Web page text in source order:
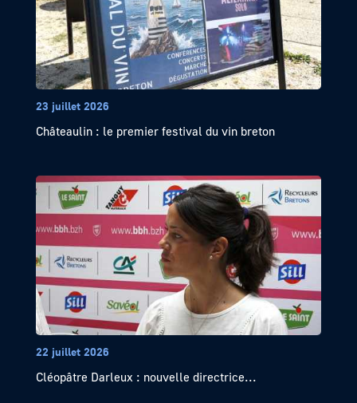
23 juillet 2026
Châteaulin : le premier festival du vin breton
22 juillet 2026
Cléopâtre Darleux : nouvelle directrice...